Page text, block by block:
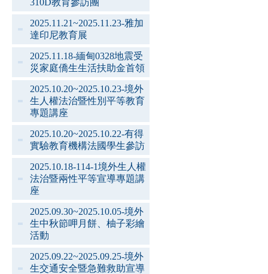
310D教育參訪團
2025.11.21~2025.11.23-雅加
達印尼教育展
2025.11.18-緬甸0328地震受
災家庭僑生生活扶助金首領
2025.10.20~2025.10.23-境外
生人權法治暨性別平等教育
專題講座
2025.10.20~2025.10.22-有得
實驗教育機構法國學生參訪
2025.10.18-114-1境外生人權
法治暨兩性平等宣導專題講
座
2025.09.30~2025.10.05-境外
生中秋節呷月餅、柚子彩繪
活動
2025.09.22~2025.09.25-境外
生交通安全暨急難救助宣導